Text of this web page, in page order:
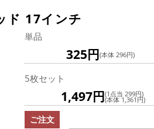
ド 17インチ
単品
325円(本体 296円)
5枚セット
1,497円(1点当 299円)
(本体 1,361円)
ご注文